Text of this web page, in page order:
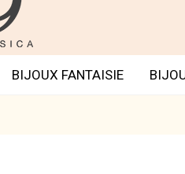
BIJOUX FANTAISIE